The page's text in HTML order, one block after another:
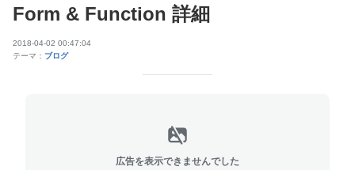
Form & Function 詳細
2018-04-02 00:47:04
テーマ： ブログ
広告を表示できませんでした